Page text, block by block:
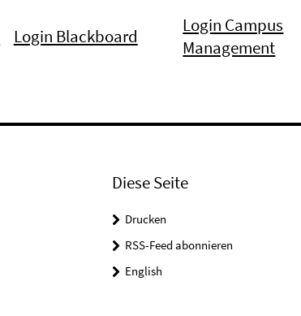
Login Blackboard
Login Campus
Management
Diese Seite
Drucken
RSS-Feed abonnieren
English